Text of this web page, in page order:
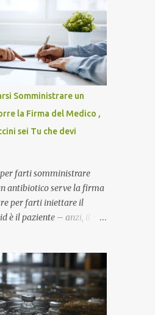
Somministrare un
la Firma del Medico ,
sei Tu che devi
farti somministrare
antibiotico serve la firma
per farti iniettare il
è il paziente – anzi, il
quanto devastante
Andrea Stramezzi,
migliaia di pazienti
Un interrogativo che